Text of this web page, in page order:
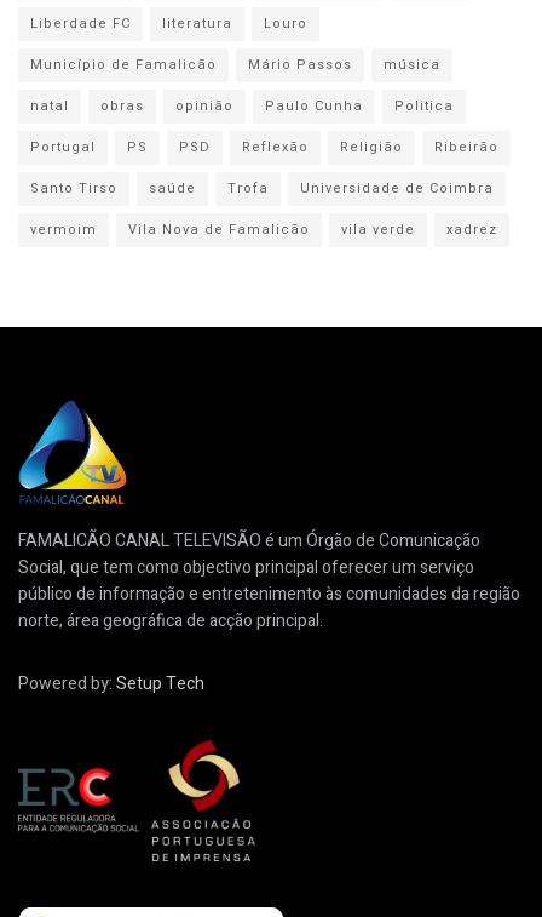
Liberdade FC
literatura
Louro
Município de Famalicão
Mário Passos
música
natal
obras opinião Paulo Cunha
Politica
Portugal
PS PSD Reflexão Religião
Ribeirão
Santo Tirso
saúde Trofa
Universidade de Coimbra
vermoim
Vila Nova de Famalicão vila verde xadrez
FAMALICÃO CANAL TELEVISÃO é um Órgão de Comunicação
Social, que tem como objectivo principal oferecer um serviço
público de informação e entretenimento às comunidades da região
norte, área geográfica de acção principal.
Powered by:Setup Tech